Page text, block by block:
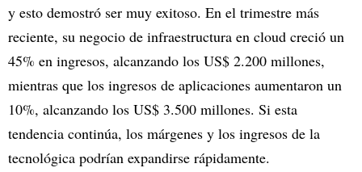
y esto demostró ser muy exitoso. En el trimestre más
reciente, su negocio de infraestructura en cloud creció un
45% en ingresos, alcanzando los US$ 2.200 millones,
mientras que los ingresos de aplicaciones aumentaron un
10%, alcanzando los US$ 3.500 millones. Si esta
tendencia continúa, los márgenes y los ingresos de la
tecnológica podrían expandirse rápidamente.